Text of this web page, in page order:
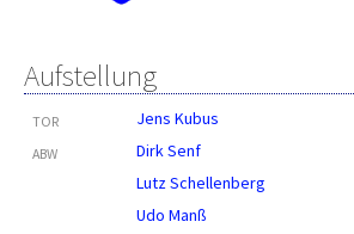
Aufstellung
TOR Jens Kubus
ABW
Dirk Senf
Lutz Schellenberg
Udo Manß